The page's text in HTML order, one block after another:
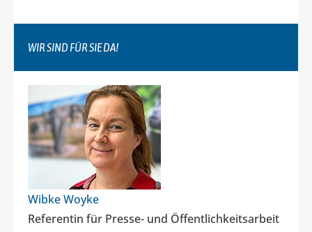
WIR SIND FÜR SIE DA!
Wibke Woyke
Referentin für Presse- und Öffentlichkeitsarbeit